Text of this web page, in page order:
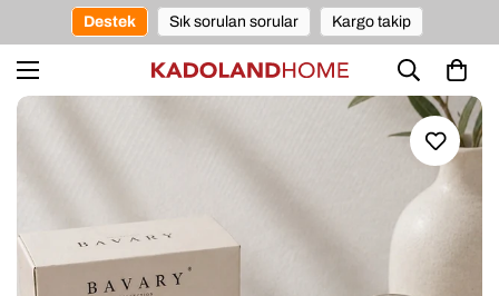
Destek Sık sorulan sorular Kargo takip